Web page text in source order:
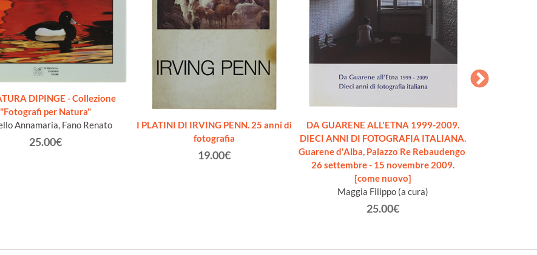
DIPINGE - Collezione
"Fotografi per Natura"
Annamaria, Fano Renato
25.00€
I PLATINI DI IRVING PENN. 25 anni di
fotografia
19.00€
DA GUARENE ALL'ETNA 1999-2009.
DIECI ANNI DI FOTOGRAFIA ITALIANA.
Guarene d'Alba, Palazzo Re Rebaudengo,
26 settembre - 15 novembre 2009.
[come nuovo]
Maggia Filippo (a cura)
25.00€